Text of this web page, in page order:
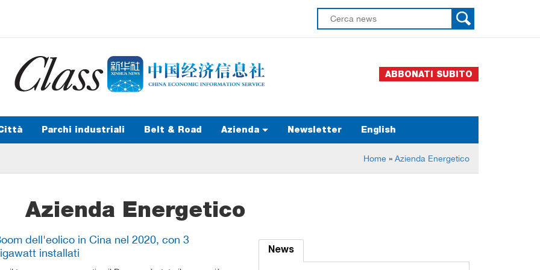
ABBONATI SUBITO
Parchi industriali Belt & Road Azienda Newsletter English
Home » Azienda Energetico
Azienda Energetico
dell'eolico in Cina nel 2020, con 3
installati
News